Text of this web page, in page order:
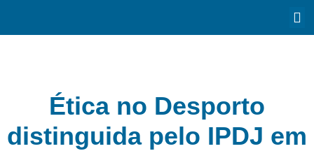
Ética no Desporto
distinguida pelo IPDJ em